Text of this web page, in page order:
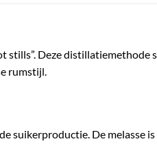
Deze
rumstijl.
suikerproductie. De melasse